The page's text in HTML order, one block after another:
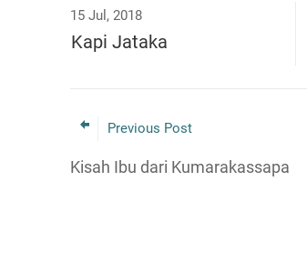
15 Jul, 2018
Kapi Jataka
Previous Post
Kisah Ibu dari Kumarakassapa